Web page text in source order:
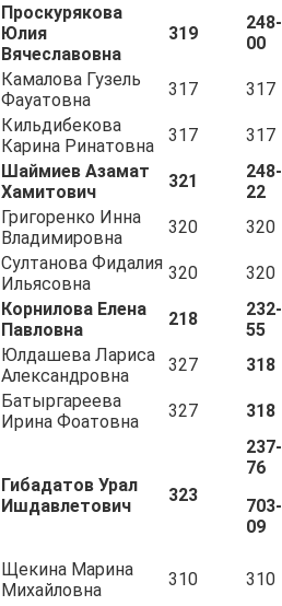
Проскурякова
Юлия
Вячеславовна
319
00
Камалова Гузель
Фауатовна
317 317
Кильдибекова
Карина Ринатовна
317 317
Шаймиев Азамат
Хамитович
321
22
Григоренко Инна
Владимировна
320 320
Султанова Фидалия
Ильясовна
320 320
Корнилова Елена
Павловна
218
55
Юлдашева Лариса
Александровна
327 318
Батыргареева
Ирина Фоатовна
327 318
Гибадатов Урал
Ишдавлетович
323
76
09
Щекина Марина
Михайловна
310 310